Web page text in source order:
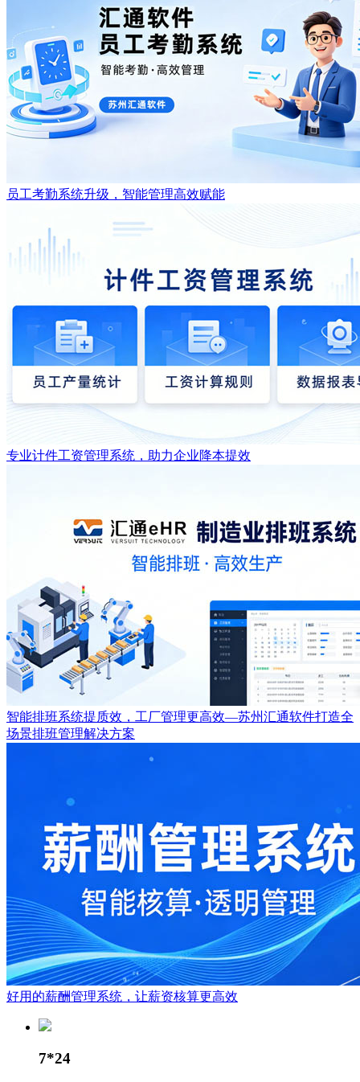
员工考勤系统升级，智能管理高效赋能
专业计件工资管理系统，助力企业降本提效
智能排班系统提质效，工厂管理更高效—苏州汇通软件打造全
场景排班管理解决方案
好用的薪酬管理系统，让薪资核算更高效
7*24